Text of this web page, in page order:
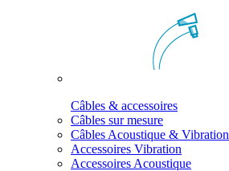
Câbles & accessoires
Câbles sur mesure
Câbles Acoustique & Vibration
Accessoires Vibration
Accessoires Acoustique